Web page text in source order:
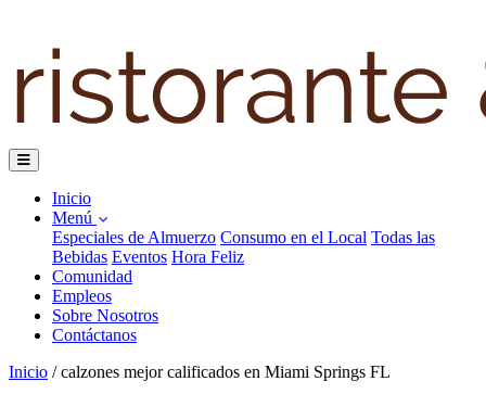
Inicio
Menú
Especiales de Almuerzo Consumo en el Local Todas las
Bebidas Eventos Hora Feliz
Comunidad
Empleos
Sobre Nosotros
Contáctanos
Inicio / calzones mejor calificados en Miami Springs FL